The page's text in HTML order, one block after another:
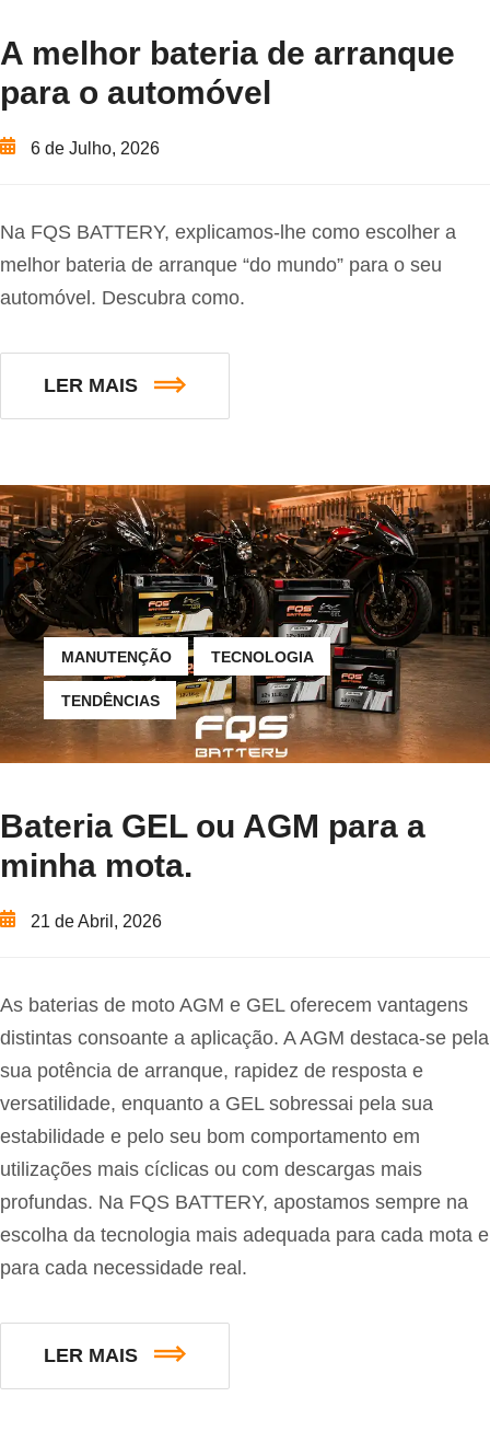
A melhor bateria de arranque
para o automóvel
6 de Julho, 2026
Na FQS BATTERY, explicamos-lhe como escolher a
melhor bateria de arranque “do mundo” para o seu
automóvel. Descubra como.
LER MAIS
MANUTENÇÃO TECNOLOGIA
TENDÊNCIAS
Bateria GEL ou AGM para a
minha mota.
21 de Abril, 2026
As baterias de moto AGM e GEL oferecem vantagens
distintas consoante a aplicação. A AGM destaca-se pela
sua potência de arranque, rapidez de resposta e
versatilidade, enquanto a GEL sobressai pela sua
estabilidade e pelo seu bom comportamento em
utilizações mais cíclicas ou com descargas mais
profundas. Na FQS BATTERY, apostamos sempre na
escolha da tecnologia mais adequada para cada mota e
para cada necessidade real.
LER MAIS